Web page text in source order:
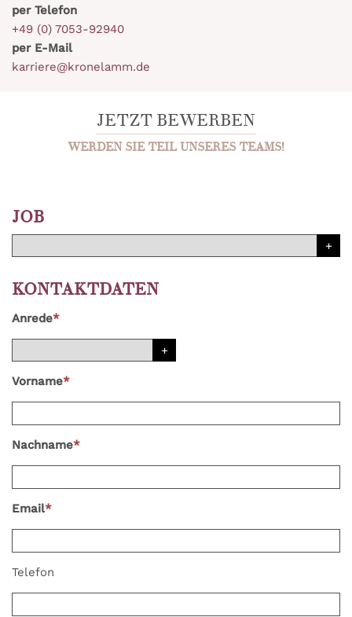
per Telefon
+49 (0) 7053-92940
per E-Mail
karriere@kronelamm.de
JETZT BEWERBEN
WERDEN SIE TEIL UNSERES TEAMS!
JOB
KONTAKTDATEN
Anrede*
Vorname*
Nachname*
Email*
Telefon